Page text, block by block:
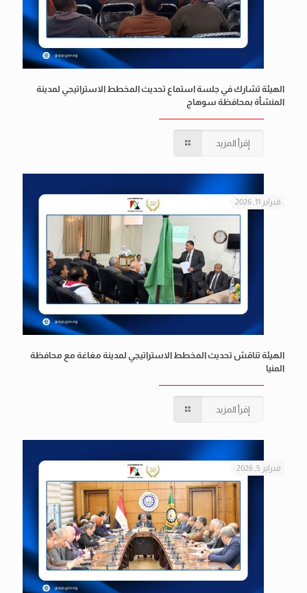
الهيئة تشارك في جلسة استماع تحديث المخطط الاستراتيجي لمدينة
المنشأة بمحافظة سوهاج
إقرأ المزيد
فبراير 11, 2026
الهيئة تناقش تحديث المخطط الاستراتيجي لمدينة مغاغة مع محافظة
المنيا
إقرأ المزيد
فبراير 5, 2026